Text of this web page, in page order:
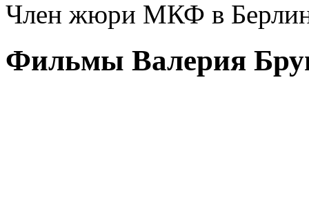
Член жюри МКФ в
Фильмы Валерия